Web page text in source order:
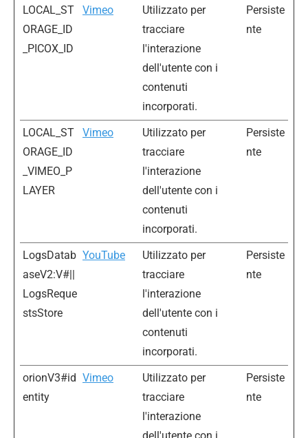
LOCAL_ST
ORAGE_ID
_PICOX_ID
Vimeo
Utilizzato per
tracciare
l'interazione
dell'utente con i
contenuti
incorporati.
Persiste
nte
LOCAL_ST
ORAGE_ID
_VIMEO_P
LAYER
Vimeo
Utilizzato per
tracciare
l'interazione
dell'utente con i
contenuti
incorporati.
Persiste
nte
LogsDatab
aseV2:V#||
LogsReque
stsStore
YouTube
Utilizzato per
tracciare
l'interazione
dell'utente con i
contenuti
incorporati.
Persiste
nte
orionV3#id
entity
Vimeo
Utilizzato per
tracciare
l'interazione
Persiste
nte